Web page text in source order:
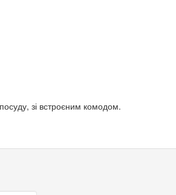
зі встроєним комодом.